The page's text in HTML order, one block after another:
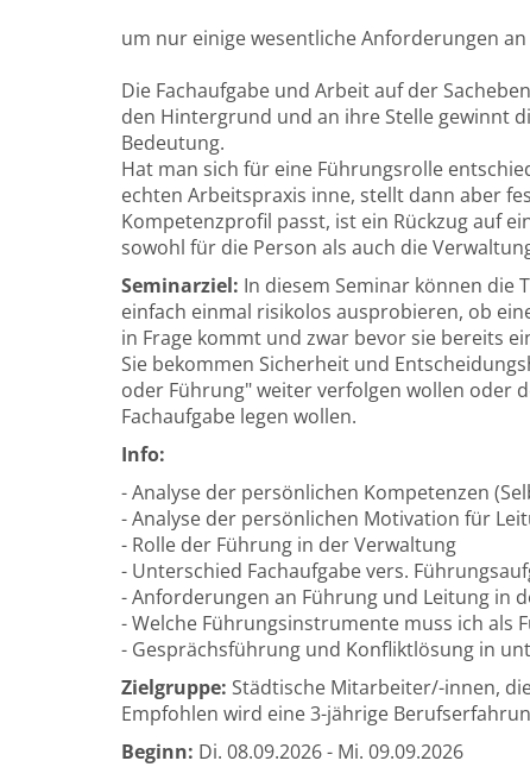
um nur einige wesentliche Anforderungen
Die Fachaufgabe und Arbeit auf der
den Hintergrund und an ihre Stelle gewinnt
Bedeutung.
Hat man sich für eine Führungsrolle
echten Arbeitspraxis inne, stellt dann aber
Kompetenzprofil passt, ist ein Rückzug auf
sowohl für die Person als auch die
Seminarziel: In diesem Seminar können die
einfach einmal risikolos ausprobieren, ob
in Frage kommt und zwar bevor sie bereits
Sie bekommen Sicherheit und
oder Führung" weiter verfolgen wollen oder
Fachaufgabe legen wollen.
Info:
- Analyse der persönlichen Kompetenzen
- Analyse der persönlichen Motivation für
- Rolle der Führung in der Verwaltung
- Unterschied Fachaufgabe vers.
- Anforderungen an Führung und Leitung in
- Welche Führungsinstrumente muss ich als
- Gesprächsführung und Konfliktlösung in
Zielgruppe: Städtische Mitarbeiter/-innen,
Empfohlen wird eine 3-jährige
Beginn: Di. 08.09.2026 - Mi. 09.09.2026